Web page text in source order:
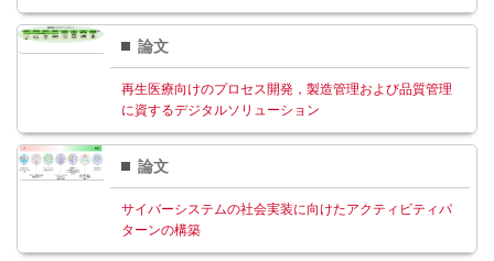
論文
再生医療向けのプロセス開発，製造管理および品質管理
に資するデジタルソリューション
論文
サイバーシステムの社会実装に向けたアクティビティパ
ターンの構築